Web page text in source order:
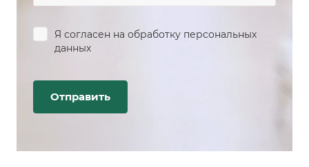
Я согласен на обработку персональных
данных